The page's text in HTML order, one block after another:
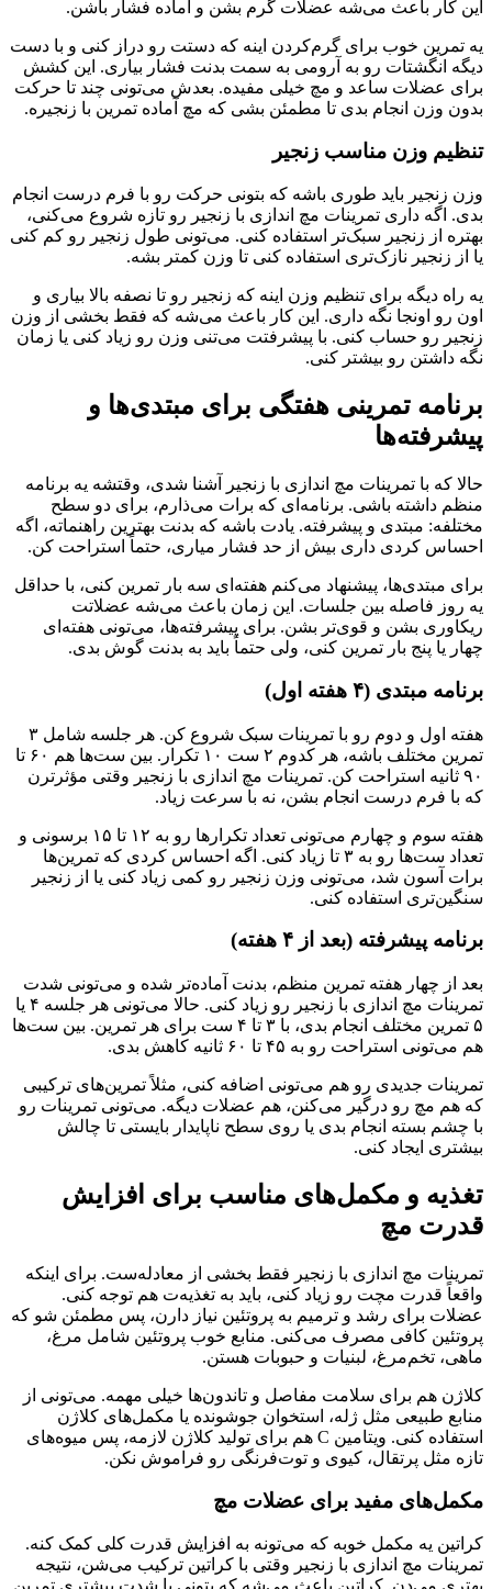
این کار باعث می‌شه عضلات گرم بشن و آماده فشار باشن.
یه تمرین خوب برای گرم‌کردن اینه که دستت رو دراز کنی و با دست
دیگه انگشتات رو به آرومی به سمت بدنت فشار بیاری. این کشش
برای عضلات ساعد و مچ خیلی مفیده. بعدش می‌تونی چند تا حرکت
بدون وزن انجام بدی تا مطمئن بشی که مچ آماده تمرین با زنجیره.
تنظیم وزن مناسب زنجیر
وزن زنجیر باید طوری باشه که بتونی حرکت رو با فرم درست انجام
بدی. اگه داری تمرینات مچ اندازی با زنجیر رو تازه شروع می‌کنی،
بهتره از زنجیر سبک‌تر استفاده کنی. می‌تونی طول زنجیر رو کم کنی
یا از زنجیر نازک‌تری استفاده کنی تا وزن کمتر بشه.
یه راه دیگه برای تنظیم وزن اینه که زنجیر رو تا نصفه بالا بیاری و
اون رو اونجا نگه داری. این کار باعث می‌شه که فقط بخشی از وزن
زنجیر رو حساب کنی. با پیشرفتت می‌تنی وزن رو زیاد کنی یا زمان
نگه داشتن رو بیشتر کنی.
برنامه تمرینی هفتگی برای مبتدی‌ها و
پیشرفته‌ها
حالا که با تمرینات مچ اندازی با زنجیر آشنا شدی، وقتشه یه برنامه
منظم داشته باشی. برنامه‌ای که برات می‌ذارم، برای دو سطح
مختلفه: مبتدی و پیشرفته. یادت باشه که بدنت بهترین راهنماته، اگه
احساس کردی داری بیش از حد فشار میاری، حتماً استراحت کن.
برای مبتدی‌ها، پیشنهاد می‌کنم هفته‌ای سه بار تمرین کنی، با حداقل
یه روز فاصله بین جلسات. این زمان باعث می‌شه عضلاتت
ریکاوری بشن و قوی‌تر بشن. برای پیشرفته‌ها، می‌تونی هفته‌ای
چهار یا پنج بار تمرین کنی، ولی حتماً باید به بدنت گوش بدی.
برنامه مبتدی (۴ هفته اول)
هفته اول و دوم رو با تمرینات سبک شروع کن. هر جلسه شامل ۳
تمرین مختلف باشه، هر کدوم ۲ ست ۱۰ تکرار. بین ست‌ها هم ۶۰ تا
۹۰ ثانیه استراحت کن. تمرینات مچ اندازی با زنجیر وقتی مؤثرترن
که با فرم درست انجام بشن، نه با سرعت زیاد.
هفته سوم و چهارم می‌تونی تعداد تکرارها رو به ۱۲ تا ۱۵ برسونی و
تعداد ست‌ها رو به ۳ تا زیاد کنی. اگه احساس کردی که تمرین‌ها
برات آسون شد، می‌تونی وزن زنجیر رو کمی زیاد کنی یا از زنجیر
سنگین‌تری استفاده کنی.
برنامه پیشرفته (بعد از ۴ هفته)
بعد از چهار هفته تمرین منظم، بدنت آماده‌تر شده و می‌تونی شدت
تمرینات مچ اندازی با زنجیر رو زیاد کنی. حالا می‌تونی هر جلسه ۴ یا
۵ تمرین مختلف انجام بدی، با ۳ تا ۴ ست برای هر تمرین. بین ست‌ها
هم می‌تونی استراحت رو به ۴۵ تا ۶۰ ثانیه کاهش بدی.
تمرینات جدیدی رو هم می‌تونی اضافه کنی، مثلاً تمرین‌های ترکیبی
که هم مچ رو درگیر می‌کنن، هم عضلات دیگه. می‌تونی تمرینات رو
با چشم بسته انجام بدی یا روی سطح ناپایدار بایستی تا چالش
بیشتری ایجاد کنی.
تغذیه و مکمل‌های مناسب برای افزایش
قدرت مچ
تمرینات مچ اندازی با زنجیر فقط بخشی از معادله‌ست. برای اینکه
واقعاً قدرت مچت رو زیاد کنی، باید به تغذیه‌ت هم توجه کنی.
عضلات برای رشد و ترمیم به پروتئین نیاز دارن، پس مطمئن شو که
پروتئین کافی مصرف می‌کنی. منابع خوب پروتئین شامل مرغ،
ماهی، تخم‌مرغ، لبنیات و حبوبات هستن.
کلاژن هم برای سلامت مفاصل و تاندون‌ها خیلی مهمه. می‌تونی از
منابع طبیعی مثل ژله، استخوان جوشونده یا مکمل‌های کلاژن
استفاده کنی. ویتامین C هم برای تولید کلاژن لازمه، پس میوه‌های
تازه مثل پرتقال، کیوی و توت‌فرنگی رو فراموش نکن.
مکمل‌های مفید برای عضلات مچ
کراتین یه مکمل خوبه که می‌تونه به افزایش قدرت کلی کمک کنه.
تمرینات مچ اندازی با زنجیر وقتی با کراتین ترکیب می‌شن، نتیجه